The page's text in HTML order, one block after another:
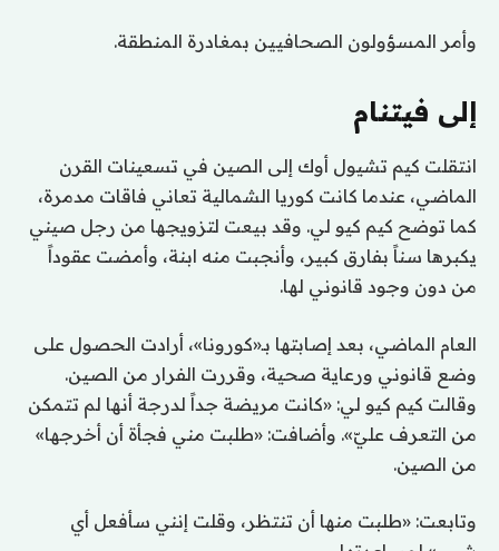
وأمر المسؤولون الصحافيين بمغادرة المنطقة.
إلى فيتنام
انتقلت كيم تشيول أوك إلى الصين في تسعينات القرن
الماضي، عندما كانت كوريا الشمالية تعاني فاقات مدمرة،
كما توضح كيم كيو لي. وقد بيعت لتزويجها من رجل صيني
يكبرها سناً بفارق كبير، وأنجبت منه ابنة، وأمضت عقوداً
من دون وجود قانوني لها.
العام الماضي، بعد إصابتها بـ«كورونا»، أرادت الحصول على
وضع قانوني ورعاية صحية، وقررت الفرار من الصين.
وقالت كيم كيو لي: «كانت مريضة جداً لدرجة أنها لم تتمكن
من التعرف عليّ». وأضافت: «طلبت مني فجأة أن أخرجها»
من الصين.
وتابعت: «طلبت منها أن تنتظر، وقلت إنني سأفعل أي